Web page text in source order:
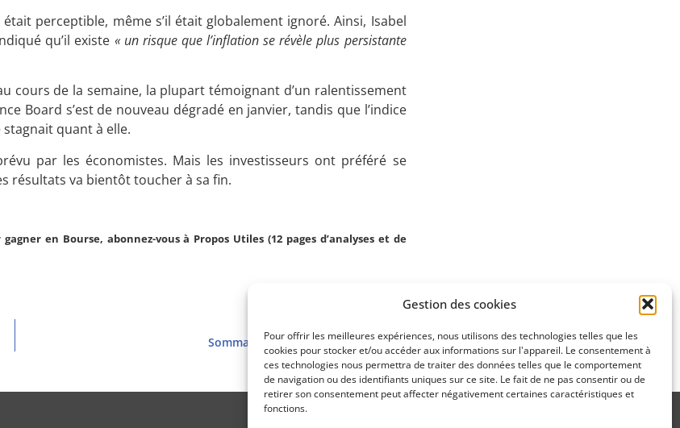
Gestion des cookies
Pour offrir les meilleures expériences, nous utilisons des technologies telles que les
cookies pour stocker et/ou accéder aux informations sur l'appareil. Le consentement à
ces technologies nous permettra de traiter des données telles que le comportement
de navigation ou des identifiants uniques sur ce site. Le fait de ne pas consentir ou de
retirer son consentement peut affecter négativement certaines caractéristiques et
fonctions.
perceptible, même s’il était globalement ignoré. Ainsi, Isabel
qu’il existe « un risque que l’inflation se révèle plus persistante
cours de la semaine, la plupart témoignant d’un ralentissement
Board s’est de nouveau dégradé en janvier, tandis que l’indice
quant à elle.
par les économistes. Mais les investisseurs ont préféré se
résultats va bientôt toucher à sa fin.
en Bourse, abonnez-vous à Propos Utiles (12 pages d’analyses et de
Sommaire PU 3036 (21/2/2023)